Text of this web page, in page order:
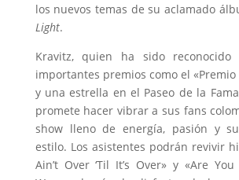
los nuevos temas de su aclamado
Light.
Kravitz, quien ha sido
importantes premios como el «Premio
y una estrella en el Paseo de la
promete hacer vibrar a sus fans
show lleno de energía, pasión y
estilo. Los asistentes podrán revivir
Ain’t Over ‘Til It’s Over» y «Are